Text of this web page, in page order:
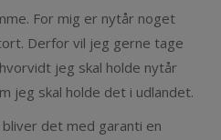
For mig er nytår noget
Derfor vil jeg gerne tage
jeg skal holde nytår
jeg skal holde det i udlandet.
det med garanti en